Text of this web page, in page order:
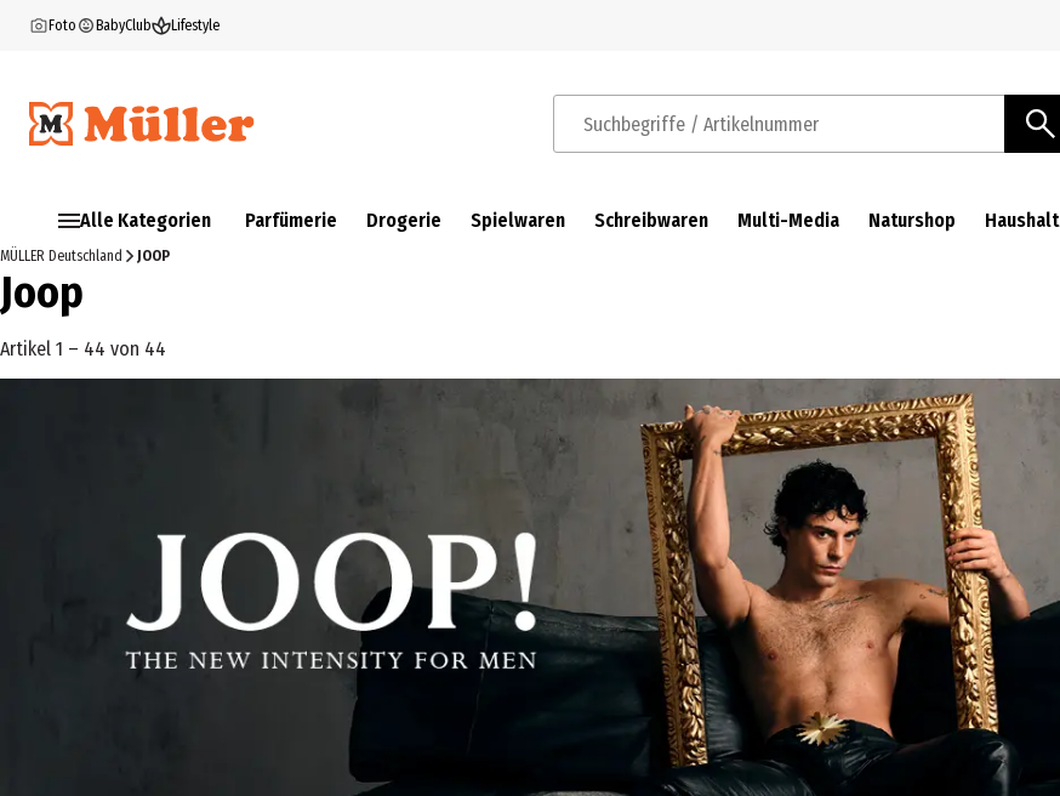
Foto BabyClub Lifestyle
Suchbegriffe / Artikelnummer
Alle Kategorien Parfümerie Drogerie Spielwaren Schreibwaren Multi-Media Naturshop Haushalt
MÜLLER Deutschland JOOP
Joop
Artikel 1 – 44 von 44